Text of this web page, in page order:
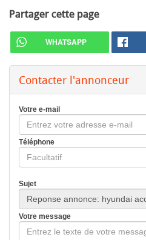
Partager cette page
WHATSAPP
Contacter l'annonceur
Votre e-mail
Téléphone
Sujet
Votre message